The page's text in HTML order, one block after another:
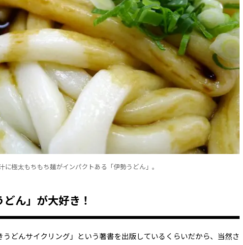
に極太もちもち麺がインパクトある「伊勢うどん」。
ん」が大好き！
どんサイクリング」という著書を出版しているくらいだから、当然さ